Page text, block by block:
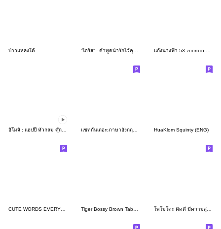
บ่าวแหลงใต้
HuaKlom Squinty (ENG)
CUTE WORDS EVERYDAY [Eng.] Tiger Bossy Brown Tabby(EN) โพโมโตะ คิดดี มีความสุข ทุกวัน